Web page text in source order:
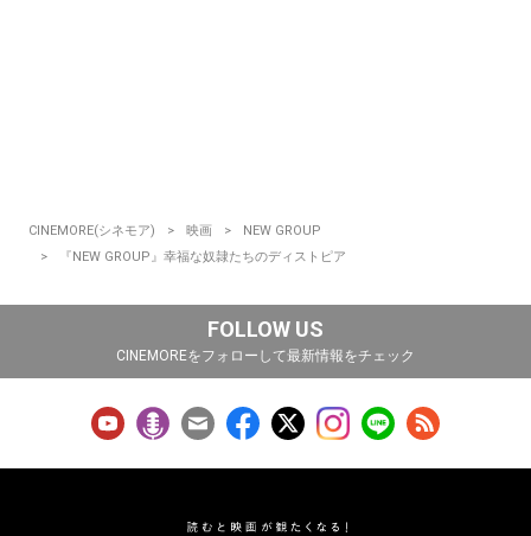
CINEMORE(シネモア) 映画
NEW GROUP
『NEW GROUP』幸福な奴隷たちのディストピア
FOLLOW US
CINEMOREをフォローして最新情報をチェック